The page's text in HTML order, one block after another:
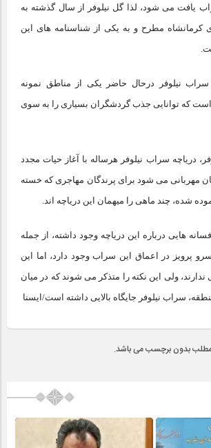
یافت می شود، لذا گل نیلوفر از سال گذشته به
کرمانشاه مطرح و به یکی از شناسنامه های این
نیلوفر درحال حاضر یکی از مناطق نمونه
که توانایی جذب گردشگران بسیاری را به سوی
دریاچه سراب نیلوفر هرساله با آغاز حیات مجدد
مهربانی می شود برای پرندگان مهاجری که خسته
شده، چند ماهی را میهمان این دریاچه اند.
هایی درباره این دریاچه وجود داشته، از جمله
پرویز در اعماق این سراب وجود دارد، اما این
ندارند، ولی این نکته را متذکر می شوند که در میان
سراب نیلوفر جایگاه بالایی داشته است/ایسنا
بدون برچسب می باشد.